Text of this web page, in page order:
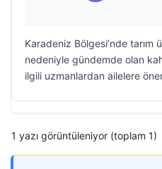
Karadeniz Bölgesi’nde tarım
nedeniyle gündemde olan
ilgili uzmanlardan ailelere
1 yazı görüntüleniyor (toplam 1)